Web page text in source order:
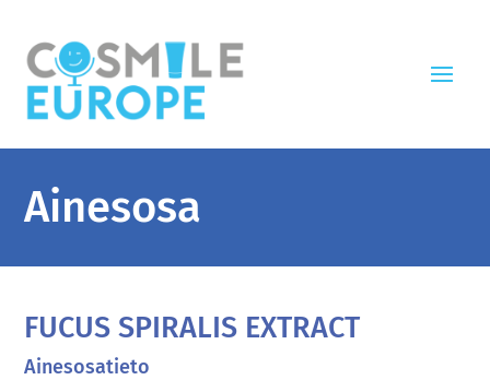
Ainesosa
FUCUS SPIRALIS EXTRACT
Ainesosatieto